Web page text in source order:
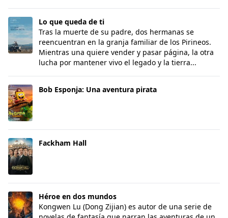
Lo que queda de ti
Lo que queda de ti
Tras la muerte de su padre, dos hermanas se
reencuentran en la granja familiar de los Pirineos.
Mientras una quiere vender y pasar página, la otra
lucha por mantener vivo el legado y la tierra...
Bob Esponja: Una aventura pirata
Bob Esponja: Una aventura pirata
Fackham Hall
Fackham Hall
Héroe en dos mundos
Héroe en dos mundos
Kongwen Lu (Dong Zijian) es autor de una serie de